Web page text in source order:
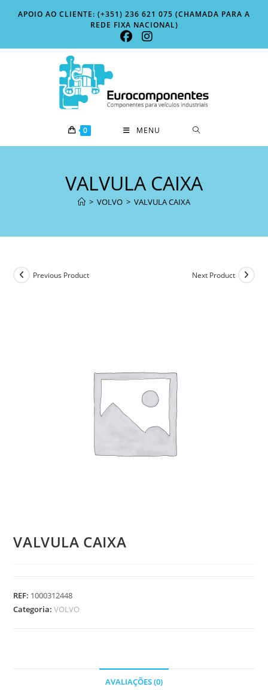
APOIO AO CLIENTE: (+351) 236 621 075 (CHAMADA PARA A
REDE FIXA NACIONAL)
0 MENU
VALVULA CAIXA
> VOLVO > VALVULA CAIXA
Previous Product Next Product
VALVULA CAIXA
REF: 1000312448
Categoria:VOLVO
AVALIAÇÕES (0)